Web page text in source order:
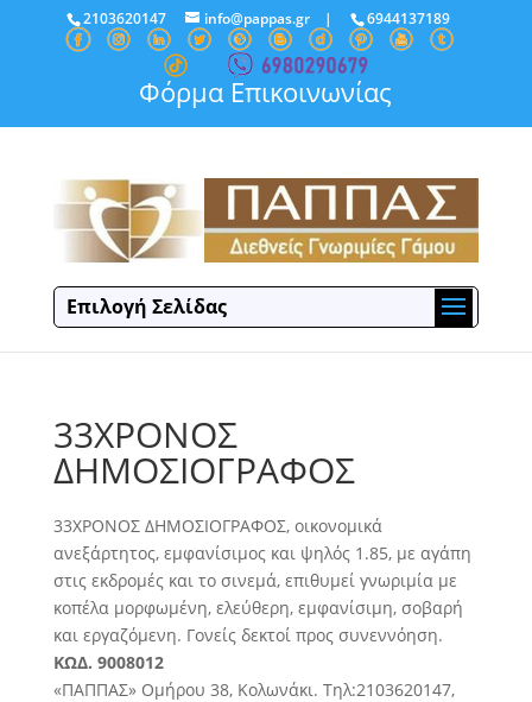
2103620147 info@pappas.gr| 6944137189
Φόρμα Επικοινωνίας
Επιλογή Σελίδας
33ΧΡΟΝΟΣ
ΔΗΜΟΣΙΟΓΡΑΦΟΣ
33ΧΡΟΝΟΣ ΔΗΜΟΣΙΟΓΡΑΦΟΣ, οικονομικά
ανεξάρτητος, εμφανίσιμος και ψηλός 1.85, με αγάπη
στις εκδρομές και το σινεμά, επιθυμεί γνωριμία με
κοπέλα μορφωμένη, ελεύθερη, εμφανίσιμη, σοβαρή
και εργαζόμενη. Γονείς δεκτοί προς συνεννόηση.
ΚΩΔ. 9008012
«ΠΑΠΠΑΣ» Ομήρου 38, Κολωνάκι. Τηλ:2103620147,